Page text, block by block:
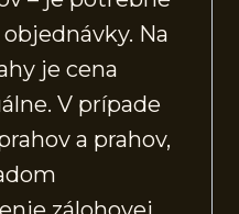
Na
je cena
V prípade
a prahov,